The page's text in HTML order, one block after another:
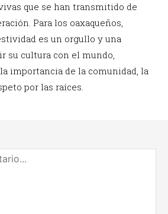
que se han transmitido de
Para los oaxaqueños,
es un orgullo y una
su cultura con el mundo,
importancia de la comunidad, la
por las raíces.